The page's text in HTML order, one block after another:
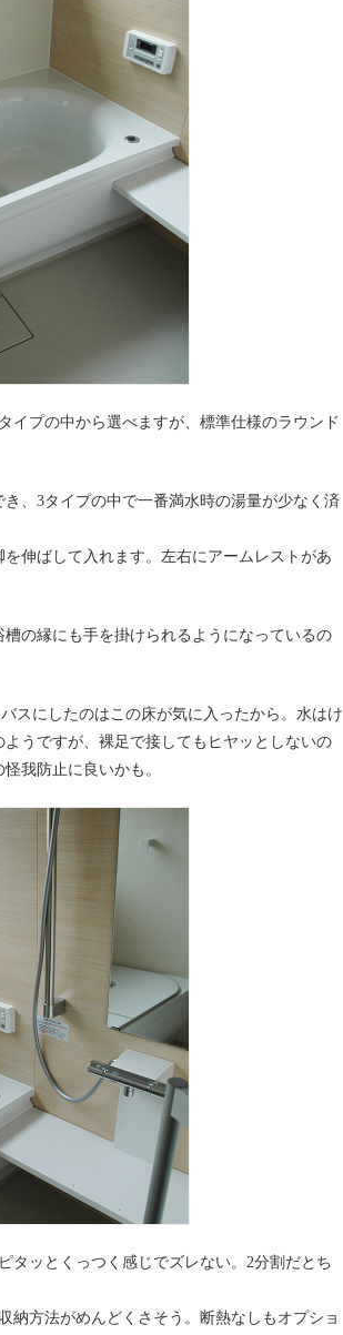
イプの中から選べますが、標準仕様のラウンド
、3タイプの中で一番満水時の湯量が少なく済
伸ばして入れます。左右にアームレストがあ
の縁にも手を掛けられるようになっているの
スにしたのはこの床が気に入ったから。水はけ
うですが、裸足で接してもヒヤッとしないの
我防止に良いかも。
タッとくっつく感じでズレない。2分割だとち
納方法がめんどくさそう。断熱なしもオプショ